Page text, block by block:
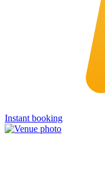
Instant booking